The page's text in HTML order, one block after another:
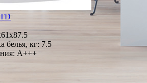
белья, кг: 7.5
A+++